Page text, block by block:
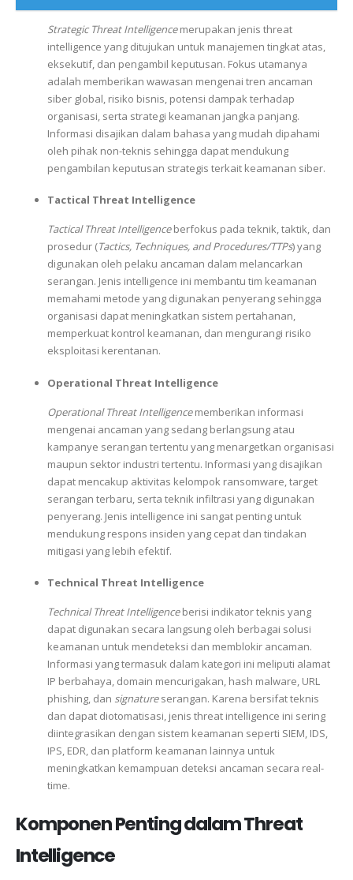
Strategic Threat Intelligencemerupakan jenis threat
intelligence yang ditujukan untuk manajemen tingkat atas,
eksekutif, dan pengambil keputusan. Fokus utamanya
adalah memberikan wawasan mengenai tren ancaman
siber global, risiko bisnis, potensi dampak terhadap
organisasi, serta strategi keamanan jangka panjang.
Informasi disajikan dalam bahasa yang mudah dipahami
oleh pihak non-teknis sehingga dapat mendukung
pengambilan keputusan strategis terkait keamanan siber.
Tactical Threat Intelligence
Tactical Threat Intelligenceberfokus pada teknik, taktik, dan
prosedur (Tactics, Techniques, and Procedures/TTPs) yang
digunakan oleh pelaku ancaman dalam melancarkan
serangan. Jenis intelligence ini membantu tim keamanan
memahami metode yang digunakan penyerang sehingga
organisasi dapat meningkatkan sistem pertahanan,
memperkuat kontrol keamanan, dan mengurangi risiko
eksploitasi kerentanan.
Operational Threat Intelligence
Operational Threat Intelligencememberikan informasi
mengenai ancaman yang sedang berlangsung atau
kampanye serangan tertentu yang menargetkan organisasi
maupun sektor industri tertentu. Informasi yang disajikan
dapat mencakup aktivitas kelompok ransomware, target
serangan terbaru, serta teknik infiltrasi yang digunakan
penyerang. Jenis intelligence ini sangat penting untuk
mendukung respons insiden yang cepat dan tindakan
mitigasi yang lebih efektif.
Technical Threat Intelligence
Technical Threat Intelligenceberisi indikator teknis yang
dapat digunakan secara langsung oleh berbagai solusi
keamanan untuk mendeteksi dan memblokir ancaman.
Informasi yang termasuk dalam kategori ini meliputi alamat
IP berbahaya, domain mencurigakan, hash malware, URL
phishing, dan signatureserangan. Karena bersifat teknis
dan dapat diotomatisasi, jenis threat intelligence ini sering
diintegrasikan dengan sistem keamanan seperti SIEM, IDS,
IPS, EDR, dan platform keamanan lainnya untuk
meningkatkan kemampuan deteksi ancaman secara real-
time.
Komponen Penting dalam Threat
Intelligence